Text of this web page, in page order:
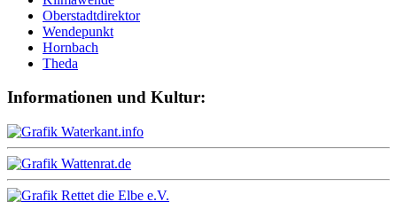
Oberstadtdirektor
Wendepunkt
Hornbach
Theda
Informationen und Kultur: